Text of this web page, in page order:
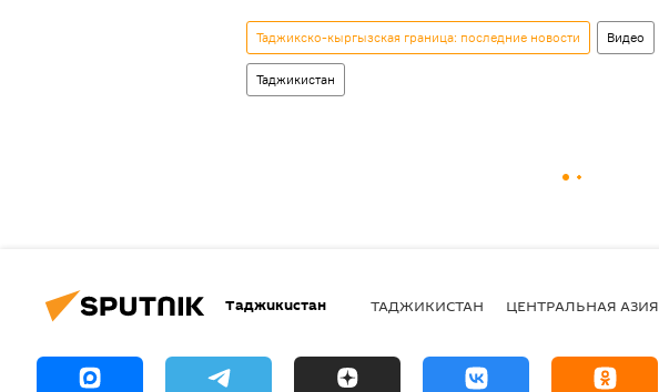
Таджикско-кыргызская граница: последние новости Видео
Таджикистан
Таджикистан ТАДЖИКИСТАН ЦЕНТРАЛЬНАЯ АЗИЯ